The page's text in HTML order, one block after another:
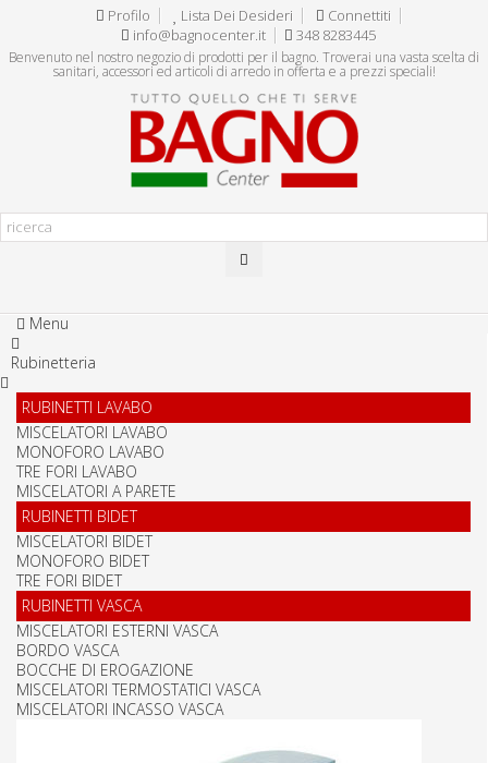
Profilo Lista Dei Desideri
Connettiti
info@bagnocenter.it
348 8283445
Benvenuto nel nostro negozio di prodotti per il bagno. Troverai una vasta scelta di
sanitari, accessori ed articoli di arredo in offerta e a prezzi speciali!
Menu
Rubinetteria
RUBINETTI LAVABO
MISCELATORI LAVABO
MONOFORO LAVABO
TRE FORI LAVABO
MISCELATORI A PARETE
RUBINETTI BIDET
MISCELATORI BIDET
MONOFORO BIDET
TRE FORI BIDET
RUBINETTI VASCA
MISCELATORI ESTERNI VASCA
BORDO VASCA
BOCCHE DI EROGAZIONE
MISCELATORI TERMOSTATICI VASCA
MISCELATORI INCASSO VASCA